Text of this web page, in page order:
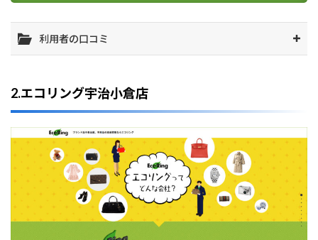
利用者の口コミ
2.エコリング宇治小倉店